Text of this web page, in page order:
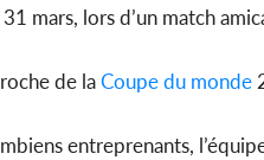
mars, lors d’un match
de laCoupe du monde
entreprenants,